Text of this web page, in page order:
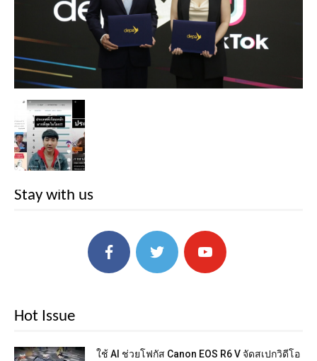
Stay with us
Hot Issue
ใช้ AI ช่วยโฟกัส Canon EOS R6 V จัดสเปกวิดีโอ